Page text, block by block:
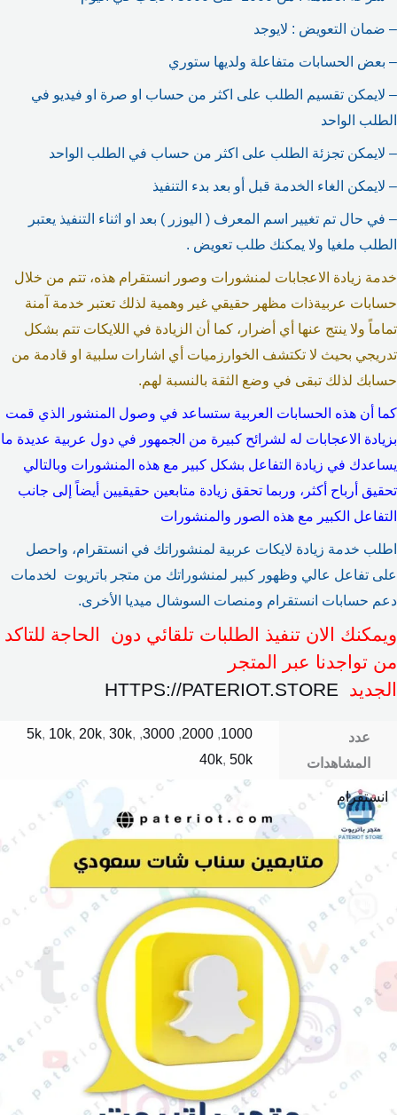
– ضمان التعويض : لايوجد
– بعض الحسابات متفاعلة ولديها ستوري
– لايمكن تقسيم الطلب على اكثر من حساب او صرة او فيديو في
الطلب الواحد
– لايمكن تجزئة الطلب على اكثر من حساب في الطلب الواحد
– لايمكن الغاء الخدمة قبل أو بعد بدء التنفيذ
– في حال تم تغيير اسم المعرف ( اليوزر ) بعد او اثناء التنفيذ يعتبر
الطلب ملغيا ولا يمكنك طلب تعويض .
خدمة زيادة الاعجابات لمنشورات وصور انستقرام هذه، تتم من خلال
حسابات عربيةذات مظهر حقيقي غير وهمية لذلك تعتبر خدمة آمنة
تماماً ولا ينتج عنها أي أضرار، كما أن الزيادة في اللايكات تتم بشكل
تدريجي بحيث لا تكتشف الخوارزميات أي اشارات سلبية او قادمة من
حسابك لذلك تبقى في وضع الثقة بالنسبة لهم.
كما أن هذه الحسابات العربية ستساعد في وصول المنشور الذي قمت
بزيادة الاعجابات له لشرائح كبيرة من الجمهور في دول عربية عديدة ما
يساعدك في زيادة التفاعل بشكل كبير مع هذه المنشورات وبالتالي
تحقيق أرباح أكثر، وربما تحقق زيادة متابعين حقيقيين أيضاً إلى جانب
التفاعل الكبير مع هذه الصور والمنشورات
اطلب خدمة زيادة لايكات عربية لمنشوراتك في انستقرام، واحصل
على تفاعل عالي وظهور كبير لمنشوراتك من متجر باتريوت لخدمات
دعم حسابات انستقرام ومنصات السوشال ميديا الأخرى.
ويمكنك الان تنفيذ الطلبات تلقائي دون الحاجة للتاكد
من تواجدنا عبر المتجر
الجديد
HTTPS://PATERIOT.STORE
عدد
المشاهدات
1000
,
2000
,
3000
,
5k, 10k, 20k, 30k,
40k, 50k
انستقرام